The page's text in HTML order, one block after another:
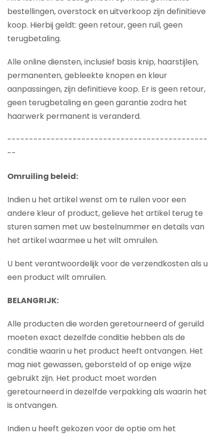
bestellingen, overstock en uitverkoop zijn definitieve
koop. Hierbij geldt: geen retour, geen ruil, geen
terugbetaling.
Alle online diensten, inclusief basis knip, haarstijlen,
permanenten, gebleekte knopen en kleur
aanpassingen, zijn definitieve koop. Er is geen retour,
geen terugbetaling en geen garantie zodra het
haarwerk permanent is veranderd.
----------------------------------------------
--
Omruiling beleid:
Indien u het artikel wenst om te ruilen voor een
andere kleur of product, gelieve het artikel terug te
sturen samen met uw bestelnummer en details van
het artikel waarmee u het wilt omruilen.
U bent verantwoordelijk voor de verzendkosten als u
een product wilt omruilen.
BELANGRIJK:
Alle producten die worden geretourneerd of geruild
moeten exact dezelfde conditie hebben als de
conditie waarin u het product heeft ontvangen. Het
mag niet gewassen, geborsteld of op enige wijze
gebruikt zijn. Het product moet worden
geretourneerd in dezelfde verpakking als waarin het
is ontvangen.
Indien u heeft gekozen voor de optie om het